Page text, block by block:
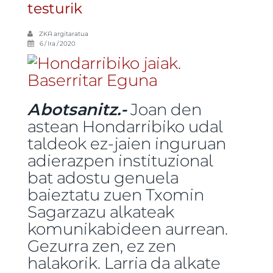
testurik
ZKA argitaratua
6 / Ira / 2020
Abotsanitz.-Joan den
astean Hondarribiko udal
taldeok ez-jaien inguruan
adierazpen instituzional
bat adostu genuela
baieztatu zuen Txomin
Sagarzazu alkateak
komunikabideen aurrean.
Gezurra zen, ez zen
halakorik. Larria da alkate